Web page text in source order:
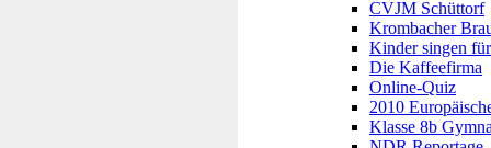
CVJM Schüttorf
Krombacher
Kinder singen
Die Kaffeefirma
Online-Quiz
2010
Klasse 8b